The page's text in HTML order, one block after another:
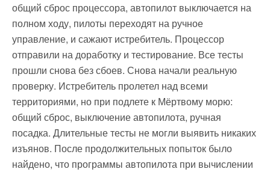
общий сброс процессора, автопилот выключается на
полном ходу, пилоты переходят на ручное
управление, и сажают истребитель. Процессор
отправили на доработку и тестирование. Все тесты
прошли снова без сбоев. Снова начали реальную
проверку. Истребитель пролетел над всеми
территориями, но при подлете к Мёртвому морю:
общий сброс, выключение автопилота, ручная
посадка. Длительные тесты не могли выявить никаких
изъянов. После продолжительных попыток было
найдено, что программы автопилота при вычислении